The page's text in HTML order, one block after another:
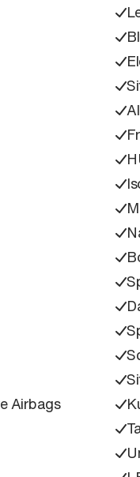
Airbags